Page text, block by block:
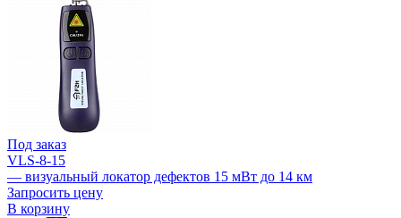
Под заказ
VLS-8-15
— визуальный локатор дефектов 15 мВт до 14 км
Запросить цену
В корзину